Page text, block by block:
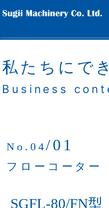
私たちにで
Business
No.04/01
フローコーター
SGFL-80/FN型